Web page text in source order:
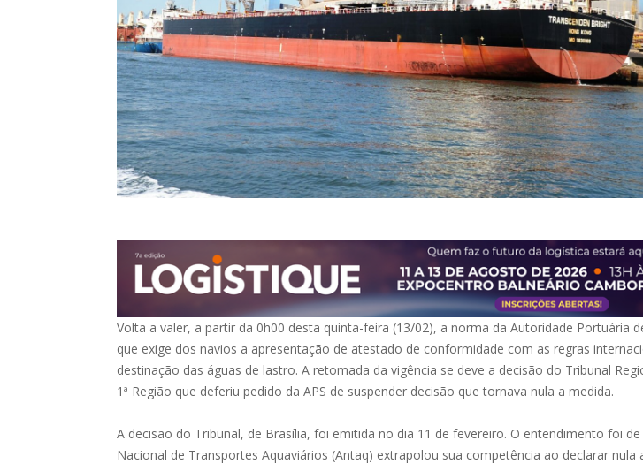
Volta a valer, a partir da 0h00 desta quinta-feira (13/02), a norma da Autoridade Portuária
que exige dos navios a apresentação de atestado de conformidade com as regras
destinação das águas de lastro. A retomada da vigência se deve a decisão do Tribunal
1ª Região que deferiu pedido da APS de suspender decisão que tornava nula a medida.
A decisão do Tribunal, de Brasília, foi emitida no dia 11 de fevereiro. O entendimento foi de
Nacional de Transportes Aquaviários (Antaq) extrapolou sua competência ao declarar nula